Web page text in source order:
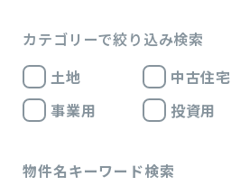
カテゴリーで絞り込み検索
土地
中古住宅
事業用
投資用
物件名キーワード検索